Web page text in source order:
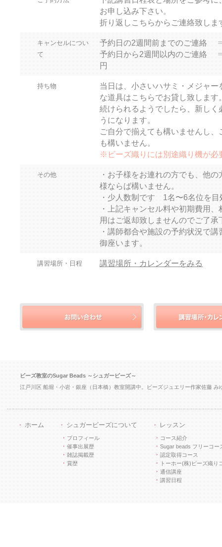
お申し込み下さい。
折り返しこちらからご連絡致しま
キャンセルについ
て
予約日の2週間前までのご連絡
予約日から2週間以内のご連絡
円
持ち物
当日は、小さいハサミ・メジャ
な道具はこちらでお貸し致します
続けられるようでしたら、新しく
うになります。
ご自分で揃えても構いませんし
も構いません。
※ビーズ織りには別途織り機が
その他
・お子様をお連れの方でも、他
様ならば構いません。
・少人数制です 1名〜6名位を目
・上記キャンセル料や初期費用
用はご返却致しませんのでご了承
・講師都合や施設の予約状況で
御座います。
講習場所・日程 講習場所・カレンダーをみる
ビーズ教室のSugar Beads ～シュガービーズ～
江戸川区 船堀・小岩・銀座（日本橋）教室開講中。ビーズジュエリー作家佐藤 み
ホーム シュガービーズについて
プロフィール
催事出展歴
雑誌掲載歴
賞歴
レッスン
コース紹介
Sugar beads フリーコー
認定取得コース
トーホー(株)ビーズ織り
通信講座
講習日程